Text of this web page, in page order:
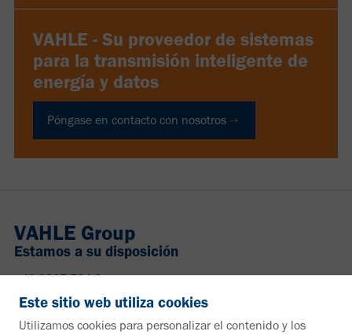
VAHLE - Su proveedor de sistemas
para la transmisión inteligente de
energía y datos
Póngase en contacto con nosotros
VAHLE Group
Estamos a su disposición
+49 2307 704-0
info@vahle.de
Paul Vahle GmbH & Co. KG
Este sitio web utiliza cookies
Utilizamos cookies para personalizar el contenido y los